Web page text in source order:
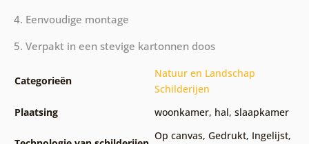
4. Eenvoudige montage
5. Verpakt in een stevige kartonnen doos
Categorieën
Natuur en Landschap
Schilderijen
Plaatsing
woonkamer, hal, slaapkamer
Op canvas, Gedrukt, Ingelijst,